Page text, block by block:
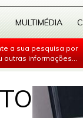
MULTIMÉDIA
a sua pesquisa por
outras informações...